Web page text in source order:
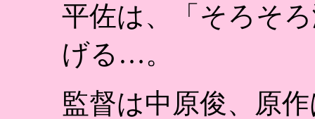
平佐は、「そろそ
げる…。
監督は中原俊、原